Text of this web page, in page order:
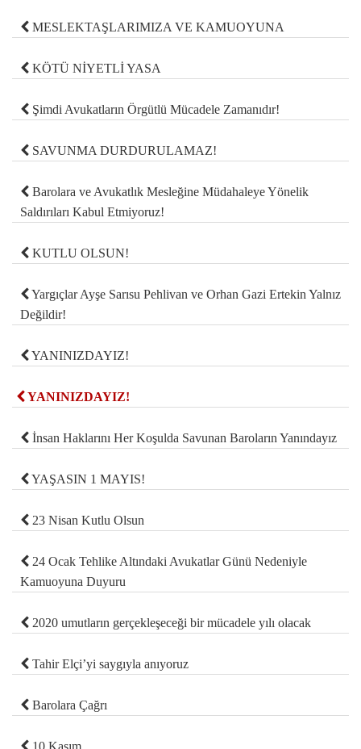
MESLEKTAŞLARIMIZA VE KAMUOYUNA
KÖTÜ NİYETLİ YASA
Şimdi Avukatların Örgütlü Mücadele Zamanıdır!
SAVUNMA DURDURULAMAZ!
Barolara ve Avukatlık Mesleğine Müdahaleye Yönelik
Saldırıları Kabul Etmiyoruz!
KUTLU OLSUN!
Yargıçlar Ayşe Sarısu Pehlivan ve Orhan Gazi Ertekin Yalnız
Değildir!
YANINIZDAYIZ!
YANINIZDAYIZ!
İnsan Haklarını Her Koşulda Savunan Baroların Yanındayız
YAŞASIN 1 MAYIS!
23 Nisan Kutlu Olsun
24 Ocak Tehlike Altındaki Avukatlar Günü Nedeniyle
Kamuoyuna Duyuru
2020 umutların gerçekleşeceği bir mücadele yılı olacak
Tahir Elçi’yi saygıyla anıyoruz
Barolara Çağrı
10 Kasım